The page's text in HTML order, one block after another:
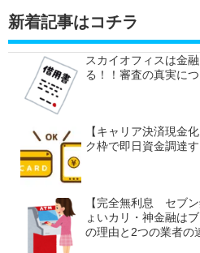
新着記事はコチラ
スカイオフィスは金
る！！審査の真実につ
【キャリア決済現金
ク枠で即日資金調達
【完全無利息 セブ
ょいカリ・神金融は
の理由と2つの業者の